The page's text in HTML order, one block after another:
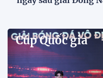
tập để theo dõi sao
Buổi tập của tuyển
ngờ thu hút sự chú ý
khi một phóng viên có